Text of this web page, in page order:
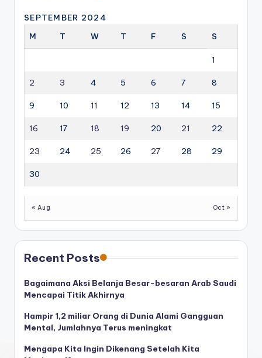
SEPTEMBER 2024
M
T W T F S S
1
2 3 4 5 6 7 8
9 10 11 12 13 14 15
16 17 18 19 20 21 22
23 24 25 26 27 28 29
30
« Aug Oct »
Recent Posts
Bagaimana Aksi Belanja Besar-besaran Arab Saudi
Mencapai Titik Akhirnya
Hampir 1,2 miliar Orang di Dunia Alami Gangguan
Mental, Jumlahnya Terus meningkat
Mengapa Kita Ingin Dikenang Setelah Kita